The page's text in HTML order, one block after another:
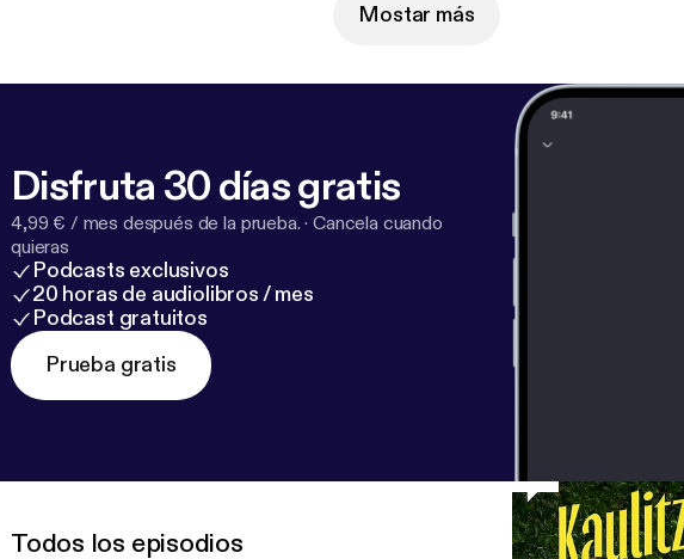
Mostar más
Disfruta 30 días gratis
4,99 € / mes después de la prueba. ·Cancela cuando
quieras
Podcasts exclusivos
20 horas de audiolibros / mes
Podcast gratuitos
Prueba gratis
Todos los episodios